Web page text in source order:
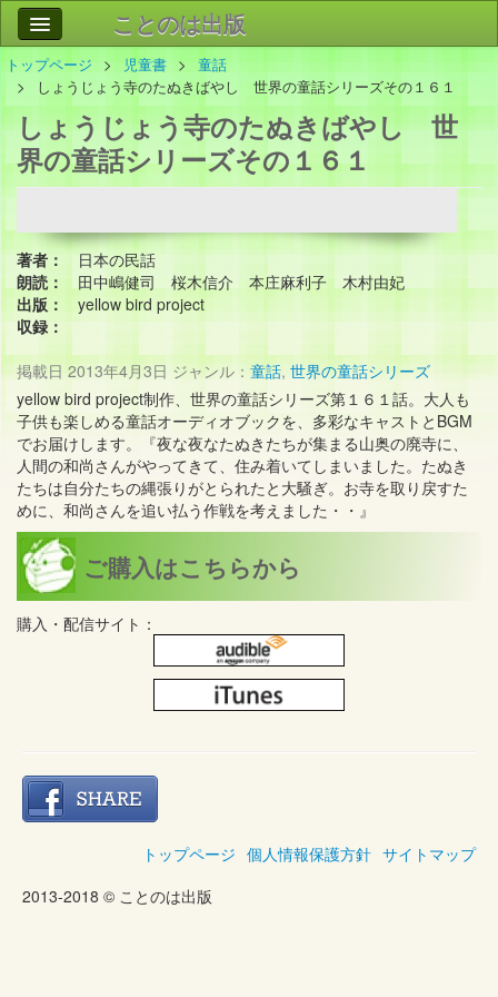
ことのは出版
作品
事業案内
会社情報
お問い合わせ
トップページ 児童書
童話
しょうじょう寺のたぬきばやし 世界の童話シリーズその１６１
しょうじょう寺のたぬきばやし 世
界の童話シリーズその１６１
著者：
日本の民話
朗読：
田中嶋健司 桜木信介 本庄麻利子 木村由妃
出版：
yellow bird project
収録：
掲載日 2013年4月3日 ジャンル： 童話, 世界の童話シリーズ
yellow bird project制作、世界の童話シリーズ第１６１話。大人も
子供も楽しめる童話オーディオブックを、多彩なキャストとBGM
でお届けします。『夜な夜なたぬきたちが集まる山奥の廃寺に、
人間の和尚さんがやってきて、住み着いてしまいました。たぬき
たちは自分たちの縄張りがとられたと大騒ぎ。お寺を取り戻すた
めに、和尚さんを追い払う作戦を考えました・・』
ご購入はこちらから
購入・配信サイト：
トップページ 個人情報保護方針 サイトマップ
2013-2018 © ことのは出版